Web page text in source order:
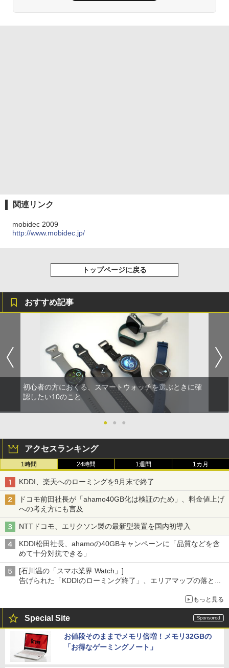
関連リンク
mobidec 2009
http://www.mobidec.jp/
トップページに戻る
おすすめ記事
初心者の方におくる、スマートウォッチを選ぶときに確
認したい10のこと
● ● ●
アクセスランキング
1時間 24時間 1週間 1カ月
KDDI、楽天へのローミングを9月末で終了
ドコモ前田社長が「ahamo40GB化は検証のため」、料金値上げ
への考え方にも言及
NTTドコモ、エリクソン製の最新型装置を国内初導入
KDDI松田社長、ahamoの40GBキャンペーンに「品質などを含
めて十分対抗できる」
[石川温の「スマホ業界 Watch」]
告げられた「KDDIのローミング終了」、エリアマップの落とし
もっと見る
Special Site
お値段そのままでメモリ倍増！メモリ32GBの
「お得なゲーミングノート」